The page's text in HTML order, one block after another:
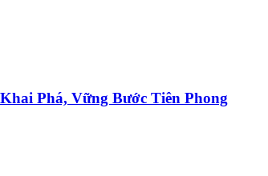
Phá, Vững Bước Tiên Phong